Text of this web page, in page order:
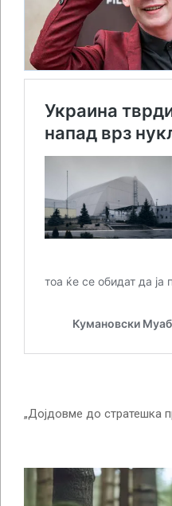
„Дојдовме до стратешка